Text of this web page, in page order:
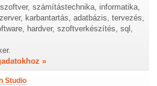
számítástechnika, informatika,
karbantartás, adatbázis, tervezés,
hardver, szoftverkészítés, sql,
»
Studio